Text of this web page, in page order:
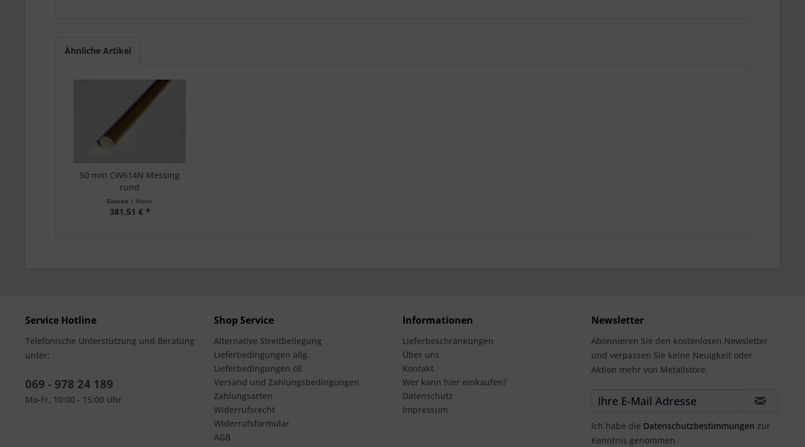
Ähnliche Artikel
50 mm CW614N Messing
rund
Einheit 1 Meter
381,51 € *
Service Hotline
Telefonische Unterstützung und Beratung
unter:
069 - 978 24 189
Mo-Fr, 10:00 - 15:00 Uhr
Shop Service
Alternative Streitbeilegung
Lieferbedingungen allg.
Lieferbedingungen öE
Versand und Zahlungsbedingungen
Zahlungsarten
Widerrufsrecht
Widerrufsformular
AGB
Informationen
Lieferbeschränkungen
Über uns
Kontakt
Wer kann hier einkaufen?
Datenschutz
Impressum
Newsletter
Abonnieren Sie den kostenlosen Newsletter
und verpassen Sie keine Neuigkeit oder
Aktion mehr von Metallstore.
Ich habe die Datenschutzbestimmungen zur
Kenntnis genommen.